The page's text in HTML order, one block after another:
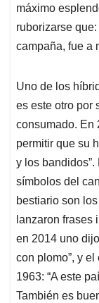
máximo
ruborizarse
campaña, fue a
Uno de los
es este otro por
consumado. En
permitir que su
y los
símbolos del
bestiario son
lanzaron frases
en 2014 uno
con plomo”, y
1963: “A este
También es